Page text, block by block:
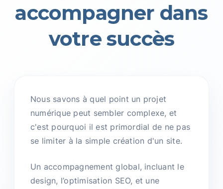
accompagner dans
votre succès
Nous savons à quel point un projet
numérique peut sembler complexe, et
c'est pourquoi il est primordial de ne pas
se limiter à la simple création d'un site.
Un accompagnement global, incluant le
design, l’optimisation SEO, et une